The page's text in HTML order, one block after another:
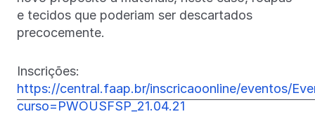
e tecidos que poderiam ser descartados
precocemente.
Inscrições:
https://central.faap.br/inscricaoonline/eventos/
curso=PWOUSFSP_21.04.21